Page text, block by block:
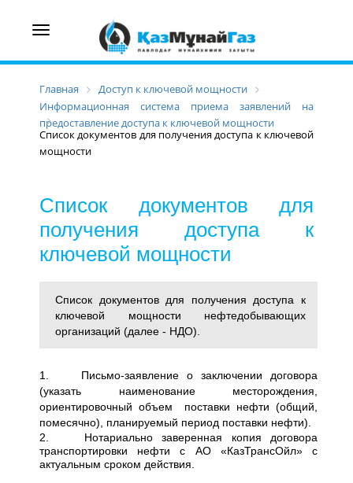
Toggle
Главная
Доступ к ключевой мощности
Информационная система приема заявлений на
предоставление доступа к ключевой мощности
Список документов для получения доступа к ключевой
мощности
Список документов для
получения доступа к
ключевой мощности
Список документов для получения доступа к
ключевой мощности нефтедобывающих
организаций (далее - НДО).
1. Письмо-заявление о заключении договора
(указать наименование месторождения,
ориентировочный объем поставки нефти (общий,
помесячно), планируемый период поставки нефти).
2. Нотариально заверенная копия договора
транспортировки нефти с АО «КазТрансОйл» с
актуальным сроком действия.